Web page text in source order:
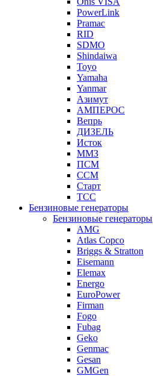
PowerLink
Pramac
RID
SDMO
Shindaiwa
Toyo
Yamaha
Yanmar
Азимут
АМПЕРОС
Вепрь
ДИЗЕЛЬ
Исток
ММЗ
ПСМ
ССМ
Старт
ТСС
Бензиновые генераторы
Бензиновые генераторы
AMG
Atlas Copco
Briggs & Stratton
Eisemann
Elemax
Energo
EuroPower
Firman
Fogo
Fubag
Geko
Genmac
Gesan
GMGen